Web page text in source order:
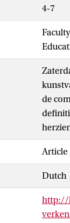
4-7
de
Article
Dutch
http://